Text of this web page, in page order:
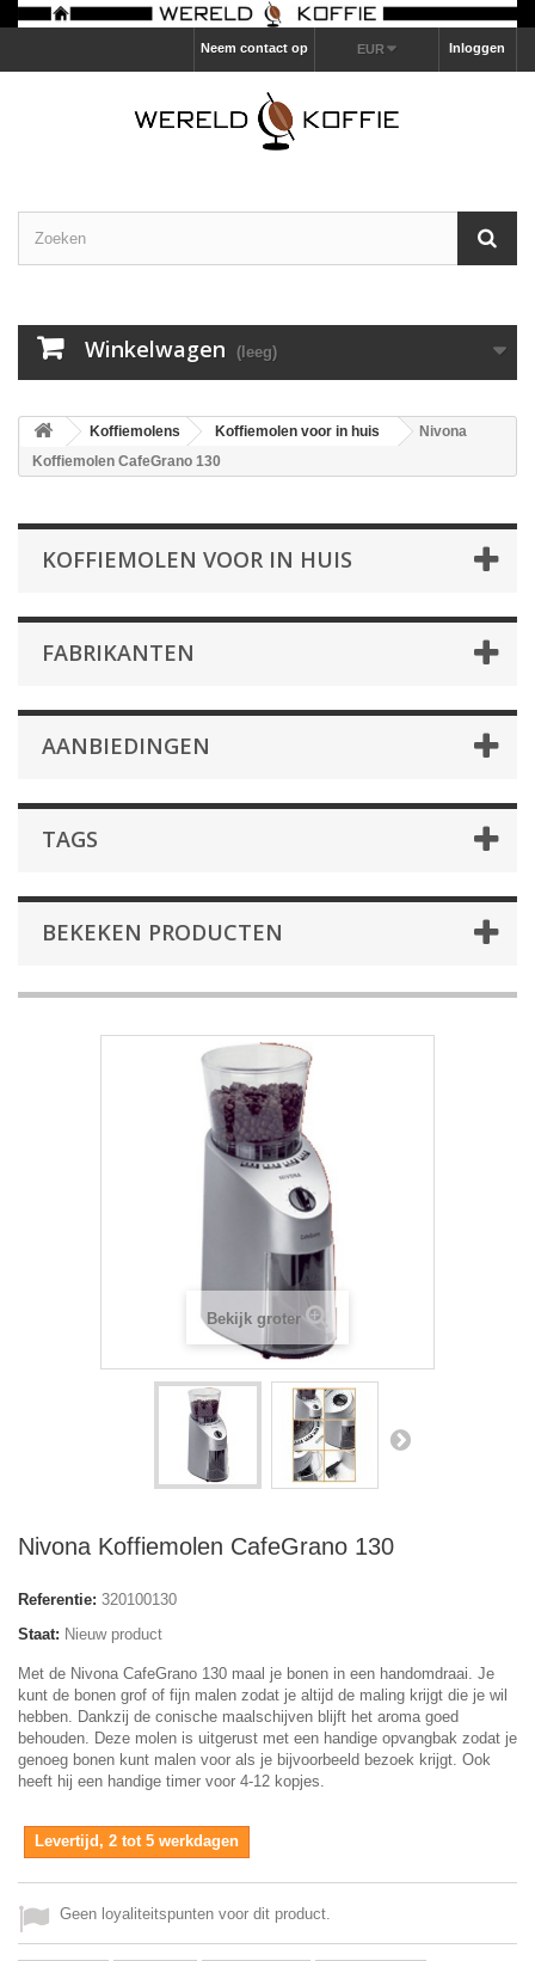
Inloggen
EUR
Neem contact op
Winkelwagen (leeg)
Koffiemolens Koffiemolen voor in huis
Nivona
Koffiemolen CafeGrano 130
KOFFIEMOLEN VOOR IN HUIS
FABRIKANTEN
AANBIEDINGEN
TAGS
BEKEKEN PRODUCTEN
Bekijk groter
Nivona Koffiemolen CafeGrano 130
Referentie: 320100130
Staat: Nieuw product
Met de Nivona CafeGrano 130 maal je bonen in een handomdraai. Je
kunt de bonen grof of fijn malen zodat je altijd de maling krijgt die je wil
hebben. Dankzij de conische maalschijven blijft het aroma goed
behouden. Deze molen is uitgerust met een handige opvangbak zodat je
genoeg bonen kunt malen voor als je bijvoorbeeld bezoek krijgt. Ook
heeft hij een handige timer voor 4-12 kopjes.
Levertijd, 2 tot 5 werkdagen
Geen loyaliteitspunten voor dit product.